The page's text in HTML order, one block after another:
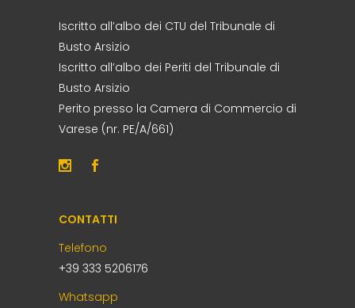
Iscritto all’albo dei CTU del Tribunale di
Busto Arsizio
Iscritto all’albo dei Periti del Tribunale di
Busto Arsizio
Perito presso la Camera di Commercio di
Varese (nr. PE/A/661)
CONTATTI
Telefono
+39 333 5206176
Whatsapp